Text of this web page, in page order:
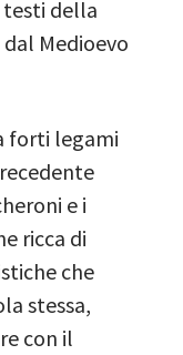
testi della
Medioevo
forti legami
e i
ricca di
che
stessa,
con il